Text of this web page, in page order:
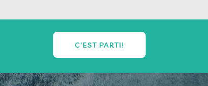
C'EST PARTI!